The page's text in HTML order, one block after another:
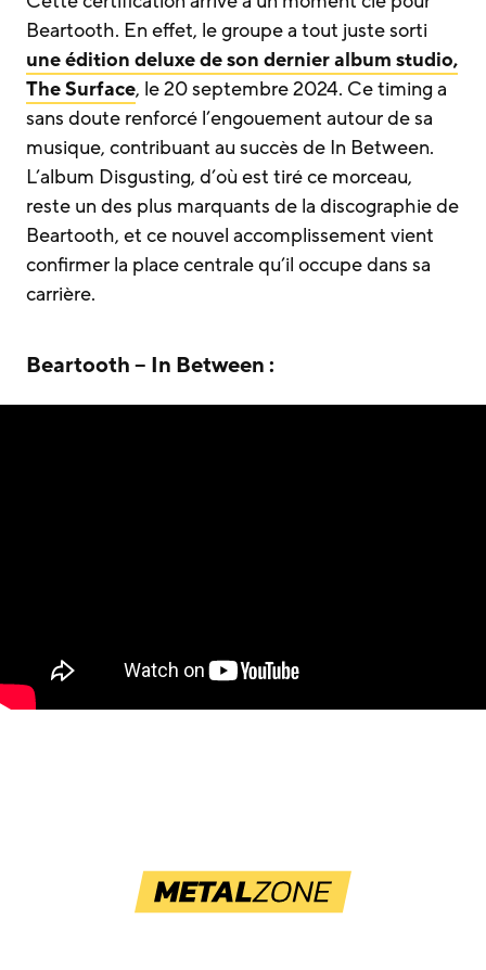
Beartooth. En effet, le groupe a tout juste sorti
une édition deluxe de son dernier album studio,
The Surface, le 20 septembre 2024. Ce timing a
sans doute renforcé l’engouement autour de sa
musique, contribuant au succès de In Between.
L’album Disgusting, d’où est tiré ce morceau,
reste un des plus marquants de la discographie de
Beartooth, et ce nouvel accomplissement vient
confirmer la place centrale qu’il occupe dans sa
carrière.
Beartooth – In Between :